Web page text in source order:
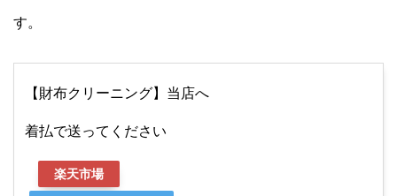
す。
【財布クリーニング】当店へ
着払で送ってください
楽天市場